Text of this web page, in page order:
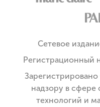
Сетевое
надзору в
технологий и